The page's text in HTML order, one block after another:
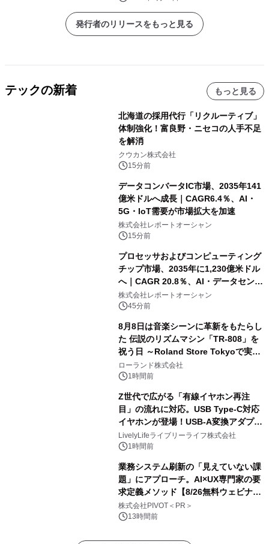
発行者のリリースをもっと見る
テックの新着 もっと見る
北海道の採用代行「リクルーティブ」
体制強化！富良野・ニセコの人手不足
を解消
クウカン株式会社
15分前
データコンバータIC市場、2035年141
億米ドルへ成長｜CAGR6.4％、AI・
5G・IoT需要が市場拡大を加速
株式会社レポートオーシャン
15分前
プロセッサおよびコンピューティング
チップ市場、2035年に1,230億米ドル
へ｜CAGR 20.8％、AI・データセンタ
ー需要が成長を牽引
株式会社レポートオーシャン
45分前
8月8日は音楽シーンに革新をもたらし
た 伝説のリズムマシン「TR-808」を
祝う日 ～Roland Store Tokyoで実機
を展示しての 記念キャンペーンを開
催 英国ラジオ「NTS」の 特別プログ
アーティストを フィーチャーしたアニ
メーションを公開～
ローランド株式会社
1時間前
Z世代で広がる「有線イヤホン再注
目」の流れに対応。USB Type-C対応
イヤホンが登場！USB-A変換アダプタ
ー付きでスマホからパソコンまで幅広
く活用可能
LivelyLifeライブリーライフ株式会社
1時間前
業務システム刷新の「見えていない課
題」にアプローチ。AI×UX専門家の要
求定義メソッド【8/26無料ウェビナ
ー】株式会社PIVOT
株式会社PIVOT＜PR＞
13時間前